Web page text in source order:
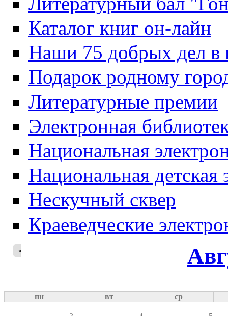
Каталог книг он-лайн
Наши 75 добрых дел в
Подарок родному
Литературные премии
Электронная
Национальная
Национальная детская
Нескучный сквер
Краеведческие
«
пн вт ср